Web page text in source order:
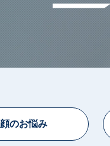
顔のお悩み